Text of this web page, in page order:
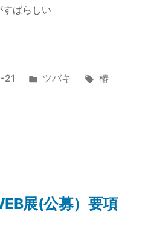
すばらしい
21
カ
ツバキ
タ
椿
展(公募）要項